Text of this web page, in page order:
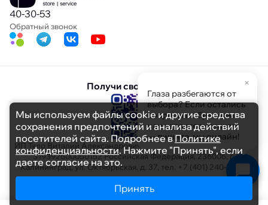
40-30-53
Обратный звонок
Получи свою скидку
ИП Тяло Виталий Александрович ИНН 391103608694 ОГРНИП
319392600050152 Российская Федерация, 236006, г.
Калининград, ул. Октябрьская, д. 37, тел. +7 (401) 240-30-53
Мы используем файлы cookie и другие средства
сохранения предпочтений и анализа действий
посетителей сайта. Подробнее вПолитике
конфиденциальности. Нажмите "Принять", если
даете согласие на это.
Принять
×
Глаза разбегаются от
выбора? Если остались
вопросы по брендам
или характеристикам
— пишите, мы онлайн!